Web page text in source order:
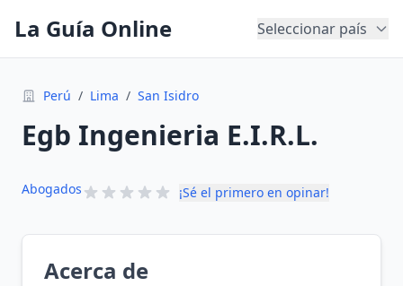
La Guía Online Seleccionar país
Perú / Lima / San Isidro
Egb Ingenieria E.I.R.L.
Abogados ¡Sé el primero en opinar!
Acerca de